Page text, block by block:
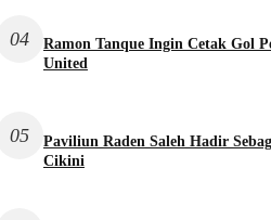
04
Ramon Tanque Ingin Cetak Gol
United
05
Paviliun Raden Saleh Hadir
Cikini